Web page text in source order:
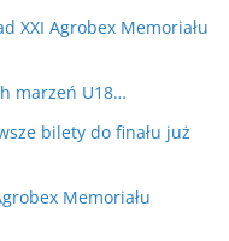
XXI Agrobex Memoriału
marzeń U18…
bilety do finału już
Memoriału